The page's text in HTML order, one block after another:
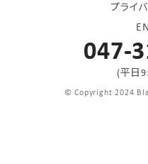
プライ
EN
047-
(平日
© Copyright 2024